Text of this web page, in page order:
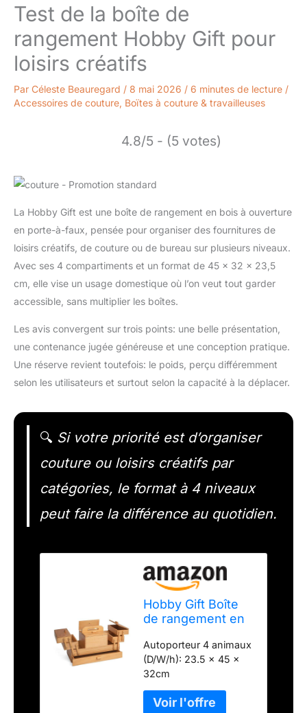
Test de la boîte de
rangement Hobby Gift pour
loisirs créatifs
Par Céleste Beauregard / 8 mai 2026 / 6 minutes de lecture /
Accessoires de couture, Boïtes à couture & travailleuses
4.8/5 - (5 votes)
La Hobby Gift est une boîte de rangement en bois à ouverture
en porte-à-faux, pensée pour organiser des fournitures de
loisirs créatifs, de couture ou de bureau sur plusieurs niveaux.
Avec ses 4 compartiments et un format de 45 x 32 x 23,5
cm, elle vise un usage domestique où l’on veut tout garder
accessible, sans multiplier les boîtes.
Les avis convergent sur trois points: une belle présentation,
une contenance jugée généreuse et une conception pratique.
Une réserve revient toutefois: le poids, perçu différemment
selon les utilisateurs et surtout selon la capacité à la déplacer.
🔍 Si votre priorité est d’organiser
couture ou loisirs créatifs par
catégories, le format à 4 niveaux
peut faire la différence au quotidien.
Hobby Gift Boîte
de rangement en
créatifs en porte-
à-faux à plusieurs
niveaux, 4
niveaux, 23,5 x 45
x 32 cm
Autoporteur 4 animaux
(D/W/h): 23.5 x 45 x
32cm